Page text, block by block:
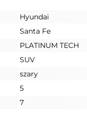
Hyundai
Santa Fe
PLATINUM TECH
SUV
szary
5
7